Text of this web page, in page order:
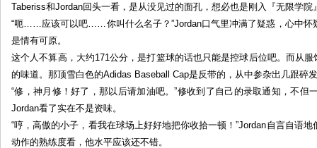
Taberiss和Jordan回头一看，是从没见过的面孔，想必也是刚入『无限学院
“呃……应该可以吧……你叫什么名子？”Jordan口气里冲满了疑惑，心中怀
是情有可原。
这个人不算高，大约171公分，是打篮球的话也只能是控球后位吧。而从
的味道。那顶雪白色的Adidas Baseball Cap是反带的，从中参杂出几跟碎
“修，神月修！好了，那以后请加油吧。”修收到了自己的录取通知，不
Jordan看了实在不是资味。
“哼，高傲的小子，看我在球场上好好地把你收拾一顿！”Jordan自言自语
动作的熟练度看，他水平应该还不错。